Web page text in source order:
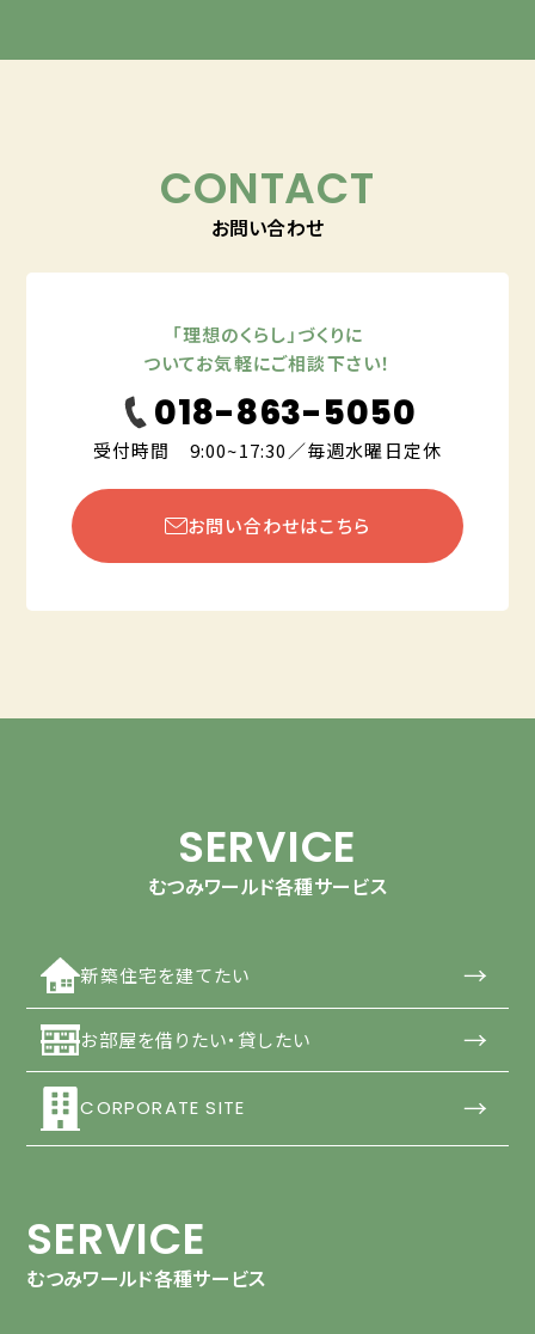
CONTACT
お問い合わせ
「理想のくらし」づくりに
ついてお気軽にご相談下さい！
018-863-5050
受付時間 9:00~17:30／毎週水曜日定休
お問い合わせはこちら
SERVICE
むつみワールド各種サービス
新築住宅を建てたい →
お部屋を借りたい・貸したい →
CORPORATE SITE →
SERVICE
むつみワールド各種サービス